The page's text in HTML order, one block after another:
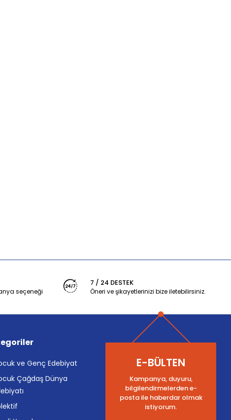
seçeneği
7 / 24 DESTEK
Öneri ve şikayetlerinizi bize iletebilirsiniz.
ve Genç Edebiyat
Çağdaş Dünya
E-BÜLTEN
Kampanya, duyuru,
bilgilendirmelerden e-
posta ile haberdar olmak
istiyorum.